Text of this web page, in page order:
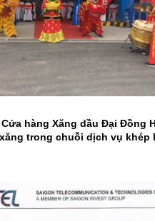
hàng Xăng dầu Đại Đồng
trong chuỗi dịch vụ khép